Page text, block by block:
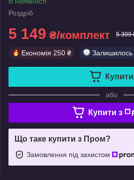
Роздріб
5 149 ₴/комплект 5 399
Економія 250 ₴ Залишилось
Купити
або
Купити з
Що таке купити з Пром?
Замовлення під захистом